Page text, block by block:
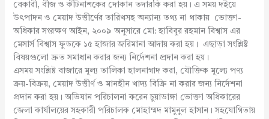
বেকারী, বীজ ও কীটনাশকের দোকান তদারকি করা হয়। এ সময় দইয়ে
উৎপাদন ও মেয়াদ উত্তীর্ণের তারিখসহ অন্যান্য তথ্য না থাকায় ভোক্তা-
অধিকার সংরক্ষণ আইন, ২০০৯ অনুসারে মো: হাবিবুর রহমান বিশ্বাস এর
মেসার্স বিশ্বাস ফুডকে ১৫ হাজার জরিমানা আদায় করা হয়। এছাড়া সংশ্লিষ্ট
বিষয়গুলো দ্রুত সমাধান করার জন্য নির্দেশনা প্রদান করা হয়।
এসময় সংশ্লিষ্ট বাজারে মূল্য তালিকা হালনাগাদ করা, যৌক্তিক মূল্যে পণ্য
ক্রয়-বিক্রয়, মেয়াদ উত্তীর্ণ ও মানহীন খাদ্য বিক্রি না করার জন্য নির্দেশনা
প্রদান করা হয়। অভিযান পরিচালনা করেন চুয়াডাঙ্গা ভোক্তা অধিকারের
জেলা কার্যালয়ের সহকারী পরিচালক মোহাম্মদ মামুনুল হাসান। সহযোগিতায়